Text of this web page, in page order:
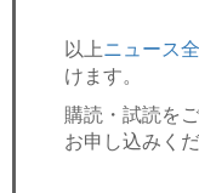
以上ニュース
けます。
購読・試読を
お申し込みくだ